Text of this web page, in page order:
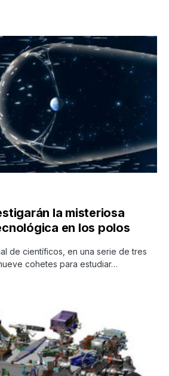
la misteriosa
en los polos
de científicos, en una serie de tres
cohetes para estudiar…